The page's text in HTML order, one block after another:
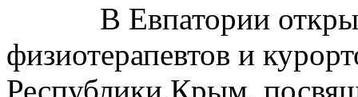
В Евпатории
физиотерапевтов и
Республики Крым,